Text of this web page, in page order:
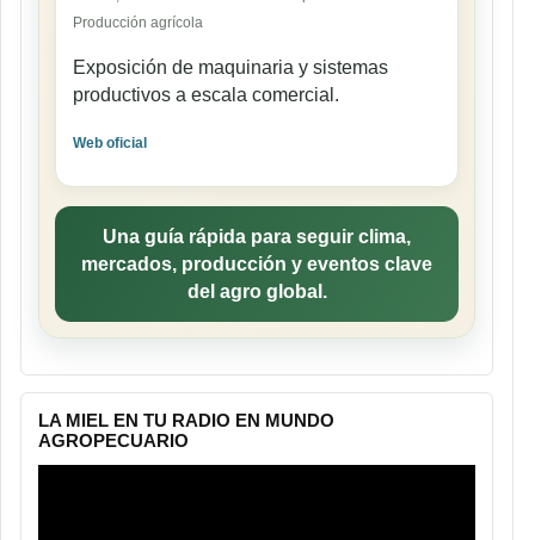
Producción agrícola
Exposición de maquinaria y sistemas
productivos a escala comercial.
Web oficial
Una guía rápida para seguir clima,
mercados, producción y eventos clave
del agro global.
LA MIEL EN TU RADIO EN MUNDO
AGROPECUARIO